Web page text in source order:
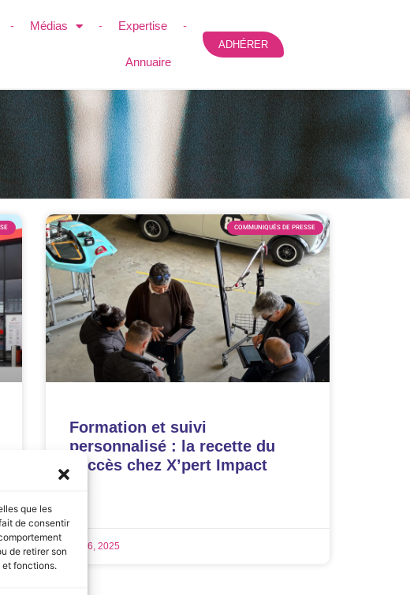
que les
de consentir
de retirer son
fonctions.
Médias Expertise
Annuaire
ADHÉRER
COMMUNIQUÉS DE PRESSE
Formation et suivi
personnalisé : la recette du
succès chez X’pert Impact
mai 6, 2025